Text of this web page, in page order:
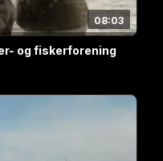
08:03
og fiskerforening